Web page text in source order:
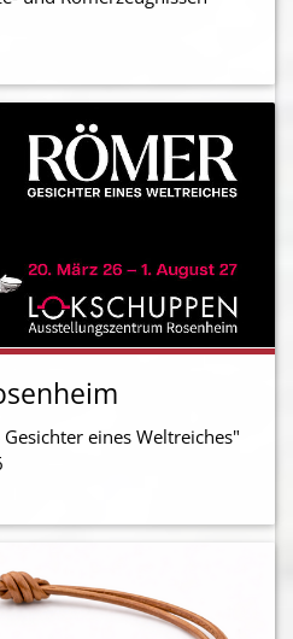
eines Weltreiches"